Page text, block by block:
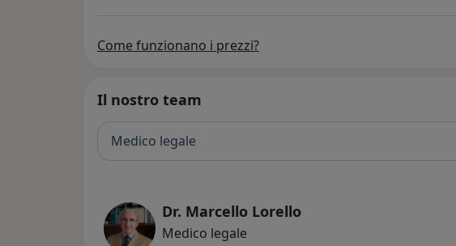
Come funzionano i prezzi?
Il nostro team
Medico legale
Dr. Marcello Lorello
Medico legale